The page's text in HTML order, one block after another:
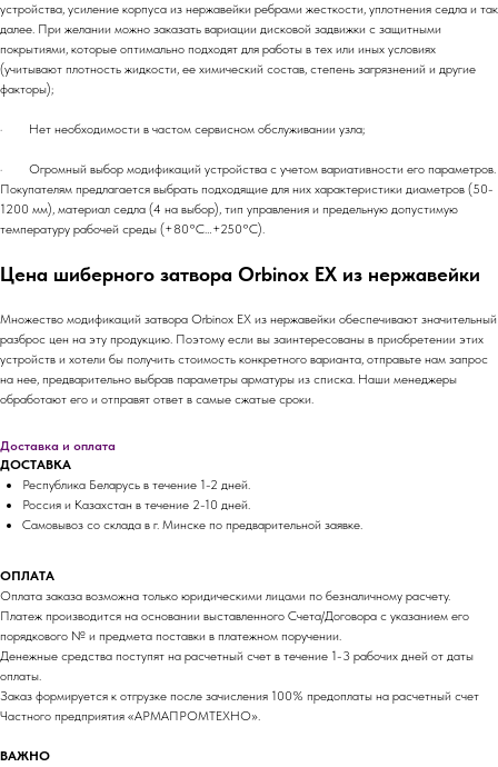
устройства, усиление корпуса из нержавейки ребрами жесткости, уплотнения седла и так
далее. При желании можно заказать вариации дисковой задвижки с защитными
покрытиями, которые оптимально подходят для работы в тех или иных условиях
(учитывают плотность жидкости, ее химический состав, степень загрязнений и другие
факторы);
· Нет необходимости в частом сервисном обслуживании узла;
· Огромный выбор модификаций устройства с учетом вариативности его параметров.
Покупателям предлагается выбрать подходящие для них характеристики диаметров (50-
1200 мм), материал седла (4 на выбор), тип управления и предельную допустимую
температуру рабочей среды (+80°С…+250°С).
Цена шиберного затвора Orbinox EX из нержавейки
Множество модификаций затвора Orbinox EX из нержавейки обеспечивают значительный
разброс цен на эту продукцию. Поэтому если вы заинтересованы в приобретении этих
устройств и хотели бы получить стоимость конкретного варианта, отправьте нам запрос
на нее, предварительно выбрав параметры арматуры из списка. Наши менеджеры
обработают его и отправят ответ в самые сжатые сроки.
Доставка и оплата
ДОСТАВКА
Республика Беларусь в течение 1-2 дней.
Россия и Казахстан в течение 2-10 дней.
Самовывоз со склада в г. Минске по предварительной заявке.
ОПЛАТА
Оплата заказа возможна только юридическими лицами по безналичному расчету.
Платеж производится на основании выставленного Счета/Договора с указанием его
порядкового № и предмета поставки в платежном поручении.
Денежные средства поступят на расчетный счет в течение 1-3 рабочих дней от даты
оплаты.
Заказ формируется к отгрузке после зачисления 100% предоплаты на расчетный счет
Частного предприятия «АРМАПРОМТЕХНО».
ВАЖНО